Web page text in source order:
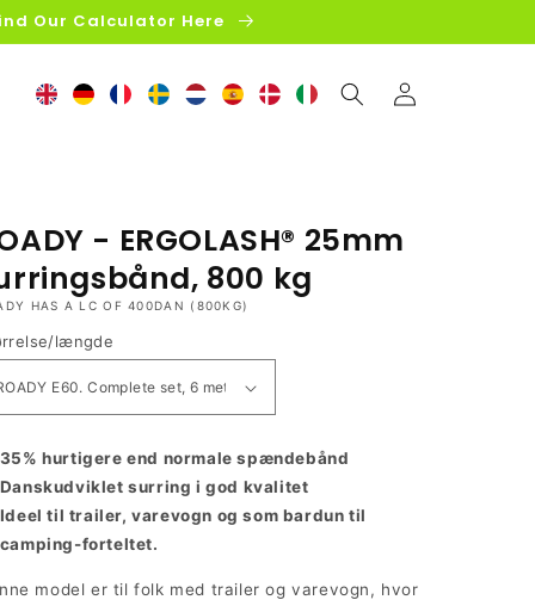
Our Calculator Here
Log
ind
- ERGOLASH® 25mm
800 kg
HAS A LC OF 400DAN (800KG)
længde
35% hurtigere end normale spændebånd
Danskudviklet surring i god kvalitet
Ideel til trailer, varevogn og som bardun til
camping-forteltet.
model er til folk med trailer og varevogn, hvor